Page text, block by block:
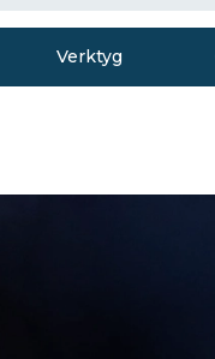
Verktyg